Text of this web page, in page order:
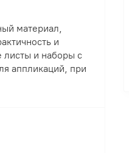
материал,
и
листы и наборы с
аппликаций, при